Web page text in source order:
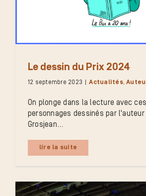
Le dessin du Prix 2024
12 septembre 2023 Actualités,
On plonge dans la lecture avec
personnages dessinés par l'auteur
Grosjean...
lire la suite